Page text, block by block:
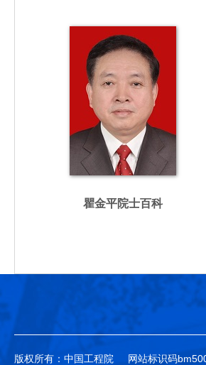
瞿金平院士百科
版权所有：中国工程院 网站标识码